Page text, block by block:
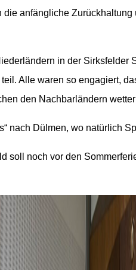
anfängliche
in der Sirksfelder
Alle waren so engagiert,
den Nachbarländern
nach Dülmen, wo natürlich
soll noch vor den